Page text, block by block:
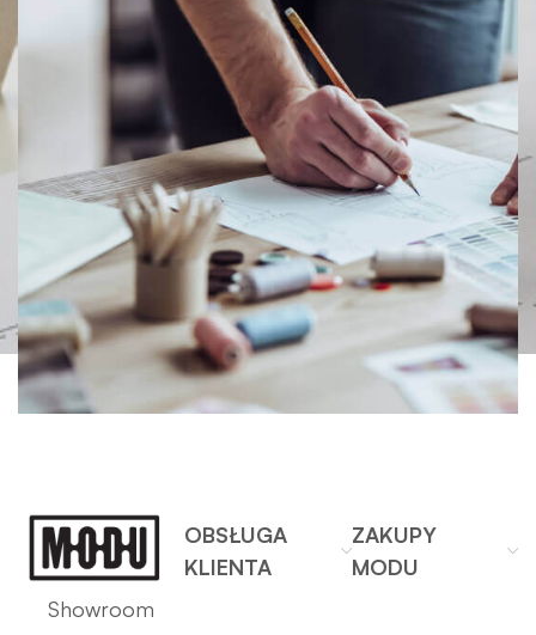
Showroom
OBSŁUGA
KLIENTA
ZAKUPY
MODU